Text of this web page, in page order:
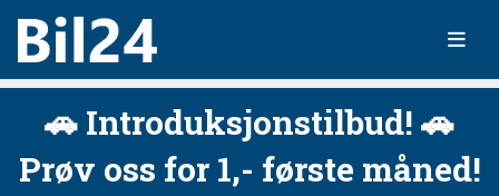
🚗 Introduksjonstilbud! 🚗
Prøv oss for 1,- første måned!